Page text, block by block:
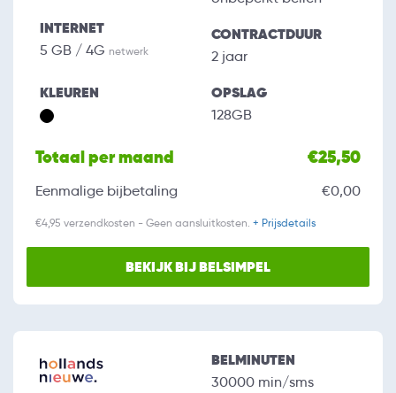
INTERNET
5 GB / 4G netwerk
CONTRACTDUUR
2 jaar
KLEUREN OPSLAG
128GB
Totaal per maand €25,50
Eenmalige bijbetaling €0,00
€4,95 verzendkosten - Geen aansluitkosten. + Prijsdetails
BEKIJK BIJ BELSIMPEL
BELMINUTEN
30000 min/sms